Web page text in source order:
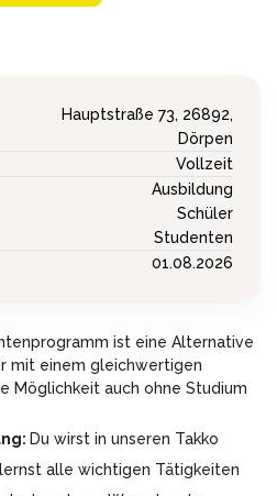
Hauptstraße 73, 26892,
Dörpen
Vollzeit
Ausbildung
Schüler
Studenten
01.08.2026
ist eine Alternative
mit einem gleichwertigen
Möglichkeit auch ohne Studium
Du wirst in unseren Takko
alle wichtigen Tätigkeiten